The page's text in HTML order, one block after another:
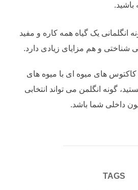
انگلمانی یک گیاه همه کاره و مفید
شناختی و هم مزایای زیادی دارد.
های میوه ای با میوه های
گونه انگلمن می تواند انتخابی
داخلی شما باشد.
TAGS